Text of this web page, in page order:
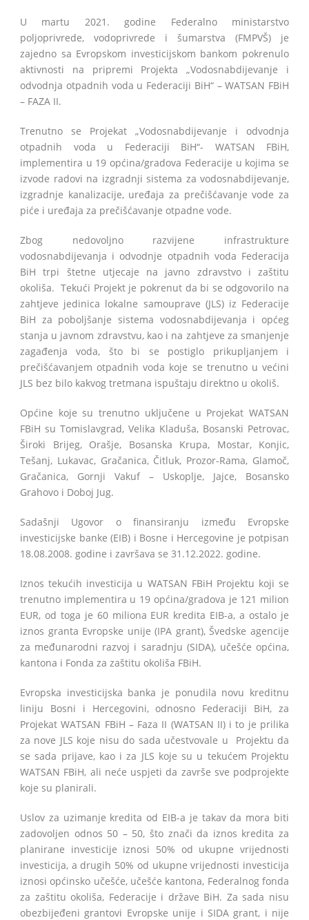
U martu 2021. godine Federalno ministarstvo
poljoprivrede, vodoprivrede i šumarstva (FMPVŠ) je
zajedno sa Evropskom investicijskom bankom pokrenulo
aktivnosti na pripremi Projekta „Vodosnabdijevanje i
odvodnja otpadnih voda u Federaciji BiH“ – WATSAN FBiH
– FAZA II.
Trenutno se Projekat „Vodosnabdijevanje i odvodnja
otpadnih voda u Federaciji BiH“- WATSAN FBiH,
implementira u 19 općina/gradova Federacije u kojima se
izvode radovi na izgradnji sistema za vodosnabdijevanje,
izgradnje kanalizacije, uređaja za prečišćavanje vode za
piće i uređaja za prečišćavanje otpadne vode.
Zbog nedovoljno razvijene infrastrukture
vodosnabdijevanja i odvodnje otpadnih voda Federacija
BiH trpi štetne utjecaje na javno zdravstvo i zaštitu
okoliša. Tekući Projekt je pokrenut da bi se odgovorilo na
zahtjeve jedinica lokalne samouprave (JLS) iz Federacije
BiH za poboljšanje sistema vodosnabdijevanja i općeg
stanja u javnom zdravstvu, kao i na zahtjeve za smanjenje
zagađenja voda, što bi se postiglo prikupljanjem i
prečišćavanjem otpadnih voda koje se trenutno u većini
JLS bez bilo kakvog tretmana ispuštaju direktno u okoliš.
Općine koje su trenutno uključene u Projekat WATSAN
FBiH su Tomislavgrad, Velika Kladuša, Bosanski Petrovac,
Široki Brijeg, Orašje, Bosanska Krupa, Mostar, Konjic,
Tešanj, Lukavac, Gračanica, Čitluk, Prozor-Rama, Glamoč,
Gračanica, Gornji Vakuf – Uskoplje, Jajce, Bosansko
Grahovo i Doboj Jug.
Sadašnji Ugovor o finansiranju između Evropske
investicijske banke (EIB) i Bosne i Hercegovine je potpisan
18.08.2008. godine i završava se 31.12.2022. godine.
Iznos tekućih investicija u WATSAN FBiH Projektu koji se
trenutno implementira u 19 općina/gradova je 121 milion
EUR, od toga je 60 miliona EUR kredita EIB-a, a ostalo je
iznos granta Evropske unije (IPA grant), Švedske agencije
za međunarodni razvoj i saradnju (SIDA), učešće općina,
kantona i Fonda za zaštitu okoliša FBiH.
Evropska investicijska banka je ponudila novu kreditnu
liniju Bosni i Hercegovini, odnosno Federaciji BiH, za
Projekat WATSAN FBiH – Faza II (WATSAN II) i to je prilika
za nove JLS koje nisu do sada učestvovale u Projektu da
se sada prijave, kao i za JLS koje su u tekućem Projektu
WATSAN FBiH, ali neće uspjeti da završe sve podprojekte
koje su planirali.
Uslov za uzimanje kredita od EIB-a je takav da mora biti
zadovoljen odnos 50 – 50, što znači da iznos kredita za
planirane investicije iznosi 50% od ukupne vrijednosti
investicija, a drugih 50% od ukupne vrijednosti investicija
iznosi općinsko učešće, učešće kantona, Federalnog fonda
za zaštitu okoliša, Federacije i države BiH. Za sada nisu
obezbijeđeni grantovi Evropske unije i SIDA grant, i nije